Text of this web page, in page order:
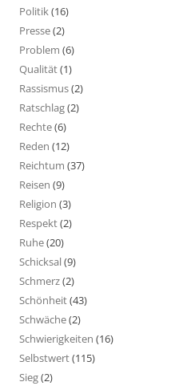
Politik(16)
Presse(2)
Problem (6)
Qualität(1)
Rassismus(2)
Ratschlag(2)
Rechte(6)
Reden (12)
Reichtum (37)
Reisen (9)
Religion (3)
Respekt(2)
Ruhe(20)
Schicksal(9)
Schmerz(2)
Schönheit(43)
Schwäche(2)
Schwierigkeiten (16)
Selbstwert(115)
Sieg(2)